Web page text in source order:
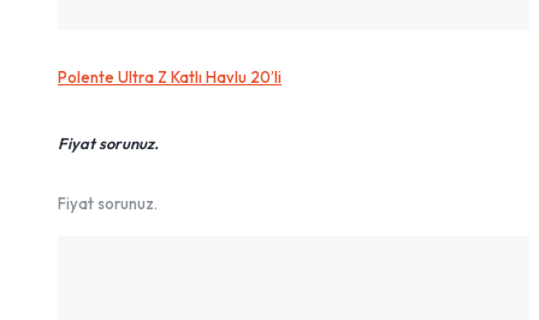
Polente Ultra Z Katlı Havlu 20’li
Fiyat sorunuz.
Fiyat sorunuz.